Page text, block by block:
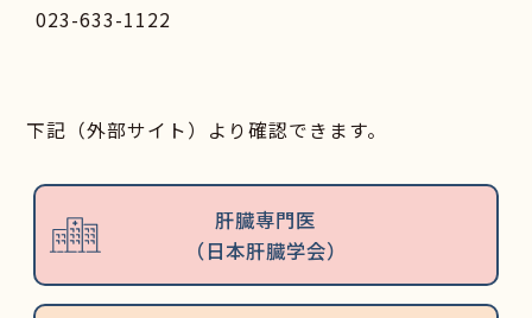
023-633-1122
下記（外部サイト）より確認できます。
肝臓専門医
（日本肝臓学会）